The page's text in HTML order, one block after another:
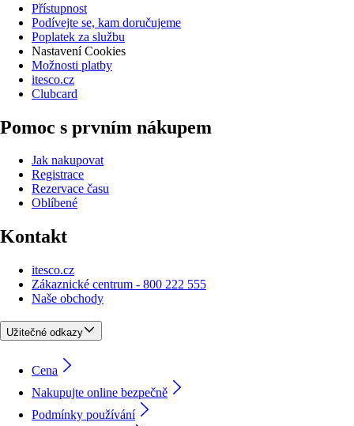
Přístupnost
Podívejte se, kam doručujeme
Poplatek za službu
Nastavení Cookies
Možnosti platby
itesco.cz
Clubcard
Pomoc s prvním nákupem
Jak nakupovat
Registrace
Rezervace času
Oblíbené
Kontakt
itesco.cz
Zákaznické centrum - 800 222 555
Naše obchody
Užitečné odkazy
Cena
Nakupujte online bezpečně
Podmínky používání